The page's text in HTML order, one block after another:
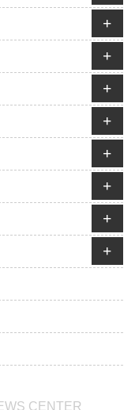
+
+
+
+
+
+
+
+
CENTER